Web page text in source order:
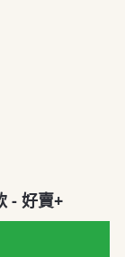
- 好賣+